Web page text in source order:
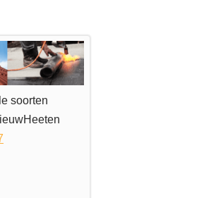
soorten